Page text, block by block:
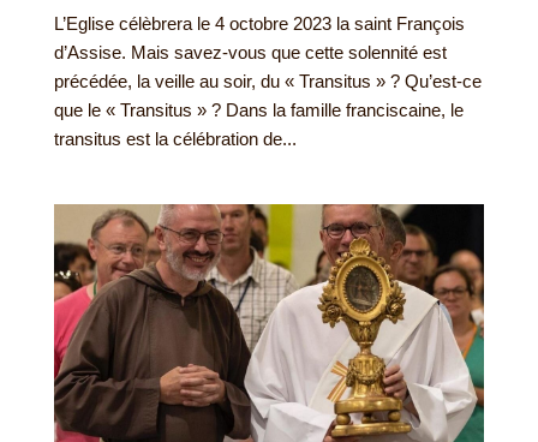
L’Eglise célèbrera le 4 octobre 2023 la saint François
d’Assise. Mais savez-vous que cette solennité est
précédée, la veille au soir, du « Transitus » ? Qu’est-ce
que le « Transitus » ? Dans la famille franciscaine, le
transitus est la célébration de...